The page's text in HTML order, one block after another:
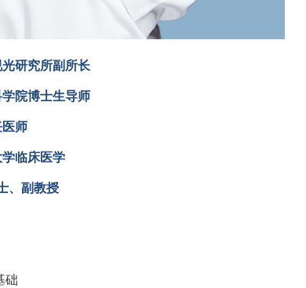
研究所副所长
院博士生导师
师
临床医学
、副教授
础